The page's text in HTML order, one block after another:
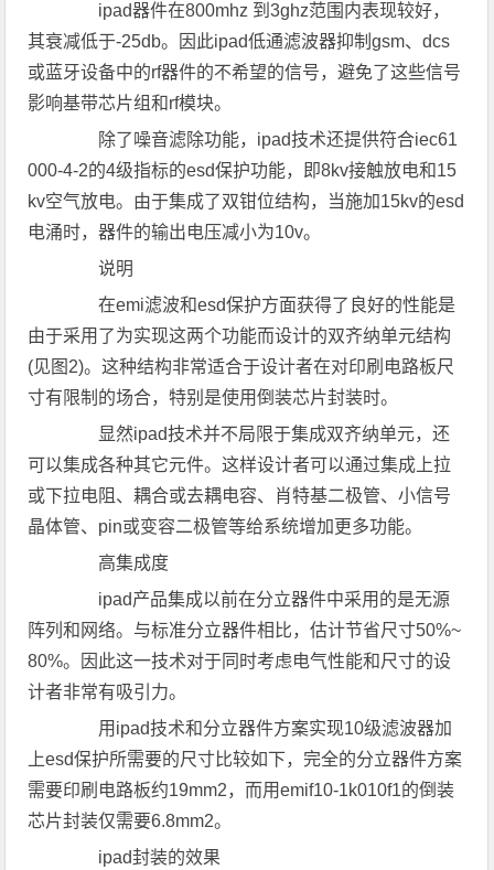
ipad器件在800mhz 到3ghz范围内表现较好，
其衰减低于-25db。因此ipad低通滤波器抑制gsm、dcs
或蓝牙设备中的rf器件的不希望的信号，避免了这些信号
影响基带芯片组和rf模块。
除了噪音滤除功能，ipad技术还提供符合iec61
000-4-2的4级指标的esd保护功能，即8kv接触放电和15
kv空气放电。由于集成了双钳位结构，当施加15kv的esd
电涌时，器件的输出电压减小为10v。
说明
在emi滤波和esd保护方面获得了良好的性能是
由于采用了为实现这两个功能而设计的双齐纳单元结构
(见图2)。这种结构非常适合于设计者在对印刷电路板尺
寸有限制的场合，特别是使用倒装芯片封装时。
显然ipad技术并不局限于集成双齐纳单元，还
可以集成各种其它元件。这样设计者可以通过集成上拉
或下拉电阻、耦合或去耦电容、肖特基二极管、小信号
晶体管、pin或变容二极管等给系统增加更多功能。
高集成度
ipad产品集成以前在分立器件中采用的是无源
阵列和网络。与标准分立器件相比，估计节省尺寸50%~
80%。因此这一技术对于同时考虑电气性能和尺寸的设
计者非常有吸引力。
用ipad技术和分立器件方案实现10级滤波器加
上esd保护所需要的尺寸比较如下，完全的分立器件方案
需要印刷电路板约19mm2，而用emif10-1k010f1的倒装
芯片封装仅需要6.8mm2。
ipad封装的效果